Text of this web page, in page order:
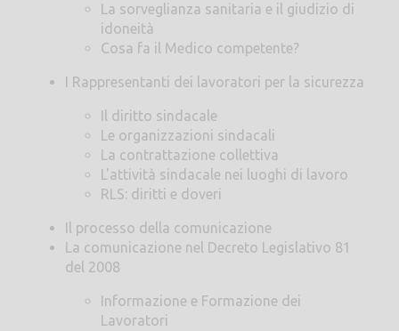
La sorveglianza sanitaria e il giudizio di
idoneità
Cosa fa il Medico competente?
I Rappresentanti dei lavoratori per la sicurezza
Il diritto sindacale
Le organizzazioni sindacali
La contrattazione collettiva
L'attività sindacale nei luoghi di lavoro
RLS: diritti e doveri
Il processo della comunicazione
La comunicazione nel Decreto Legislativo 81
del 2008
Informazione e Formazione dei
Lavoratori